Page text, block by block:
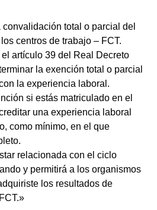
total o parcial del
centros de trabajo – FCT.
artículo 39 del Real Decreto
la exención total o parcial
la experiencia laboral.
si estás matriculado en el
una experiencia laboral
como mínimo, en el que
relacionada con el ciclo
y permitirá a los organismos
los resultados de